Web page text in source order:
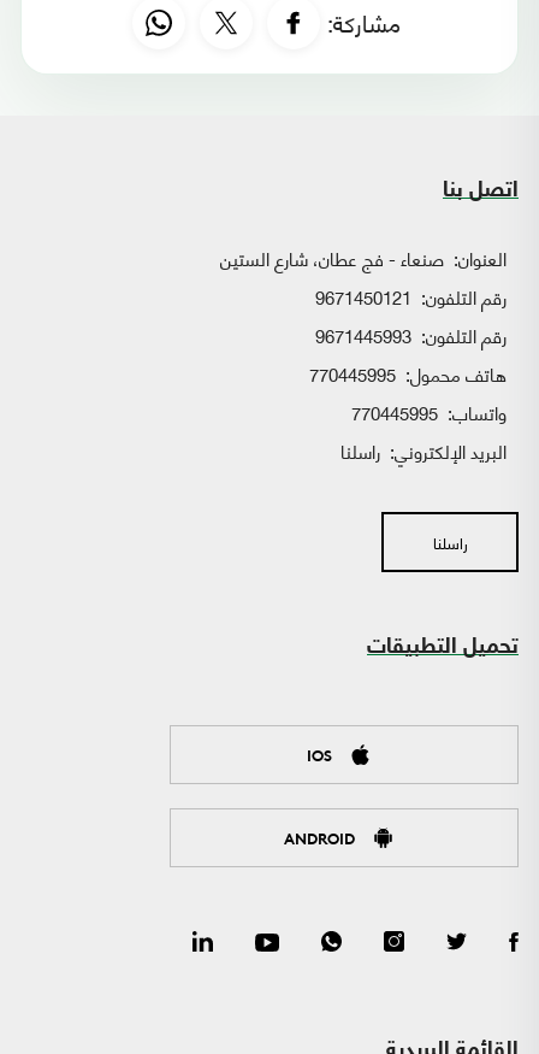
مشاركة:
اتصل بنا
العنوان: صنعاء - فج عطان، شارع الستين
رقم التلفون: 9671450121
رقم التلفون: 9671445993
هاتف محمول: 770445995
واتساب:
البريد الإلكتروني: راسلنا
راسلنا
تحميل التطبيقات
IOS
ANDROID